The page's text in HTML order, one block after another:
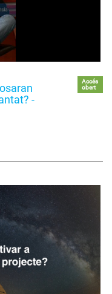
-
Accés
obert